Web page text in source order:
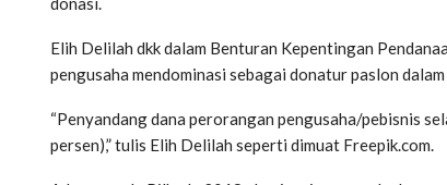
Elih Delilah dkk dalam Benturan Kepentingan
pengusaha mendominasi sebagai donatur paslon
“Penyandang dana perorangan pengusaha/pebisnis
persen),” tulis Elih Delilah seperti dimuat Freepik.com.